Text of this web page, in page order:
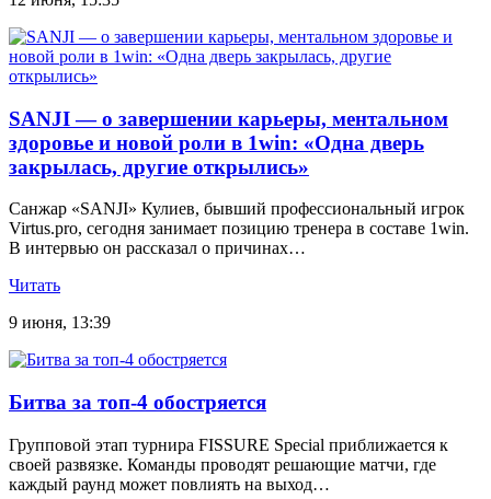
SANJI — о завершении карьеры, ментальном
здоровье и новой роли в 1win: «Одна дверь
закрылась, другие открылись»
Санжар «SANJI» Кулиев, бывший профессиональный игрок
Virtus.pro, сегодня занимает позицию тренера в составе 1win.
В интервью он рассказал о причинах…
Читать
9 июня, 13:39
Битва за топ-4 обостряется
Групповой этап турнира FISSURE Special приближается к
своей развязке. Команды проводят решающие матчи, где
каждый раунд может повлиять на выход…